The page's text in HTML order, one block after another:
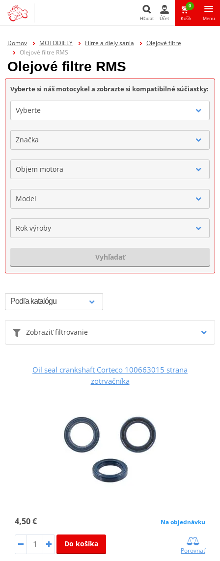
Hľadať Účet
0
Košík Menu
Domov MOTODIELY Filtre a diely sania
Olejové filtre
Olejové filtre RMS
Olejové filtre RMS
Vyberte si náš motocykel a zobrazte si kompatibilné súčiastky:
Vyberte
Značka
Objem motora
Model
Rok výroby
Vyhľadať
Zobraziť filtrovanie
Oil seal crankshaft Corteco 100663015 strana
zotrvačníka
4,50 € Na objednávku
Do košíka
Porovnať